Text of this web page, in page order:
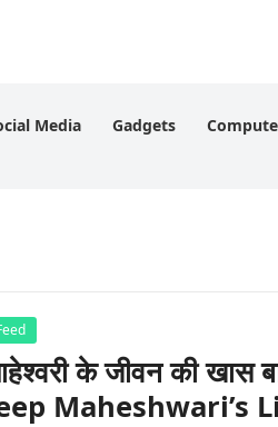
Media Gadgets
के जीवन की
Maheshwari’s